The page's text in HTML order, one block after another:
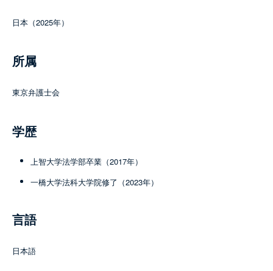
日本（2025年）
所属
東京弁護士会
学歴
上智大学法学部卒業（2017年）
一橋大学法科大学院修了（2023年）
言語
日本語